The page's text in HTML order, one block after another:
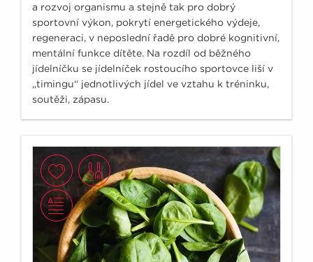
a rozvoj organismu a stejně tak pro dobrý
sportovní výkon, pokrytí energetického výdeje,
regeneraci, v neposlední řadě pro dobré kognitivní,
mentální funkce dítěte. Na rozdíl od běžného
jídelníčku se jídelníček rostoucího sportovce liší v
„timingu“ jednotlivých jídel ve vztahu k tréninku,
soutěži, zápasu.